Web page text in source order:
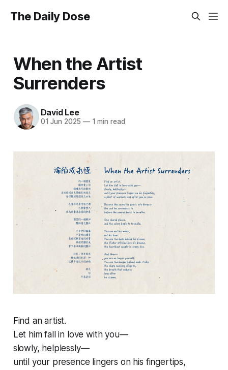
The Daily Dose
When the Artist
Surrenders
David Lee
01 Jun 2025 —1 min read
Find an artist.
Let him fall in love with you—
slowly, helplessly—
until your presence lingers on his fingertips,